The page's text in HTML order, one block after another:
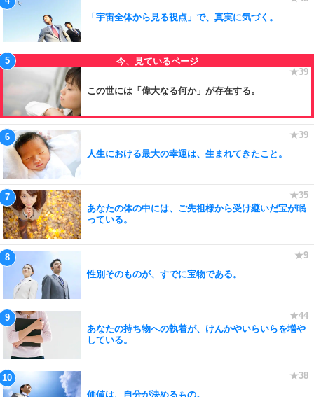
「宇宙全体から見る視点」で、真実に気づく。
この世には「偉大なる何か」が存在する。
人生における最大の幸運は、生まれてきたこと。
あなたの体の中には、ご先祖様から受け継いだ宝が眠
っている。
性別そのものが、すでに宝物である。
あなたの持ち物への執着が、けんかやいらいらを増や
している。
価値は、自分が決めるもの。